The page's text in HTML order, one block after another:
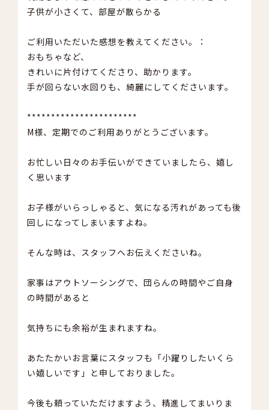
子供が小さくて、部屋が散らかる
ご利用いただいた感想を教えてください。：
おもちゃなど、
きれいに片付けてくださり、助かります。
手が回らない水回りも、綺麗にしてくださいます。
***********************
M様、定期でのご利用ありがとうございます。
お忙しい日々のお手伝いができていましたら、嬉し
く思います
お子様がいらっしゃると、気になる汚れがあっても後
回しになってしまいますよね。
そんな時は、スタッフへお伝えくださいね。
家事はアウトソーシングで、団らんの時間やご自身
の時間があると
気持ちにも余裕が生まれますね。
あたたかいお言葉にスタッフも「小躍りしたいくら
い嬉しいです」と申しておりました。
今後も頼っていただけますよう、精進してまいりま